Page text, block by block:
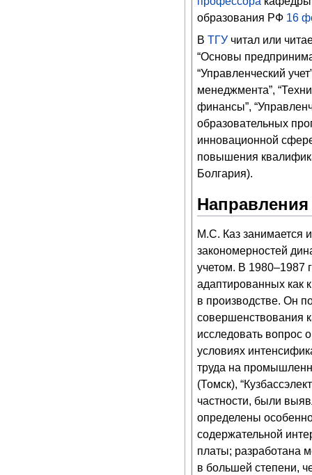
образования РФ 16
В ТГУчитал или
“Основы
“Управленческий
менеджмента”,
финансы”,
образовательных
инновационной
повышения
Болгария).
Направления
М.С. Каз занимается
закономерностей
учетом. В 1980–1987
адаптированных как
в производстве. Он
совершенствования
исследовать вопрос
условиях
труда на
(Томск),
частности, были
определены
содержательной
платы; разработана
в большей степени,